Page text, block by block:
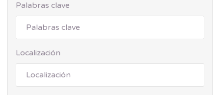
Palabras clave
Localización